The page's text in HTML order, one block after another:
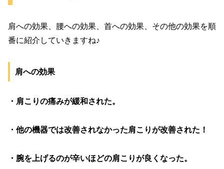
肩への効果、腰への効果、首への効果、その他の効果を順
番に紹介していきますね♪
肩への効果
・肩こりの痛みが緩和された。
・他の機器では改善されなかった肩こりが改善された！
・腕を上げるのが辛いほどの肩こりが良くなった。